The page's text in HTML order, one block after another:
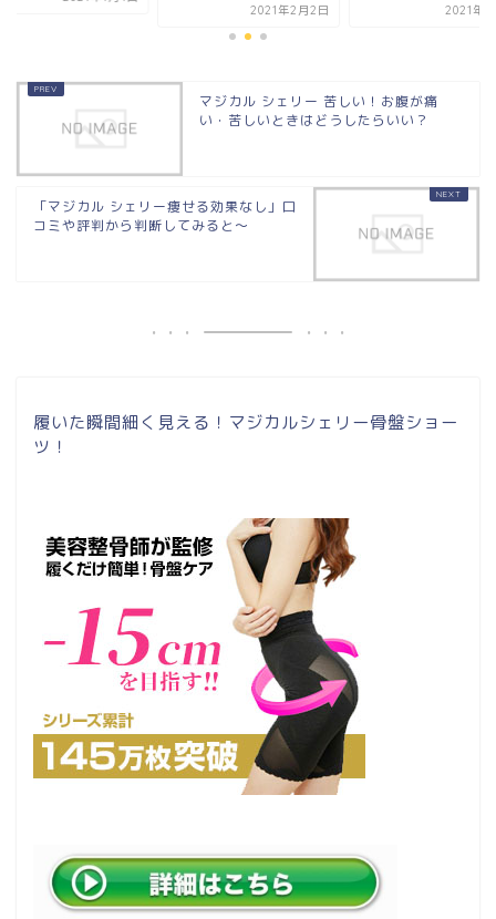
2021年2月2日 2021年1
マジカル シェリー 苦しい！お腹が痛
い・苦しいときはどうしたらいい？
「マジカル シェリー痩せる効果なし」口
コミや評判から判断してみると～
履いた瞬間細く見える！マジカルシェリー骨盤ショー
ツ！